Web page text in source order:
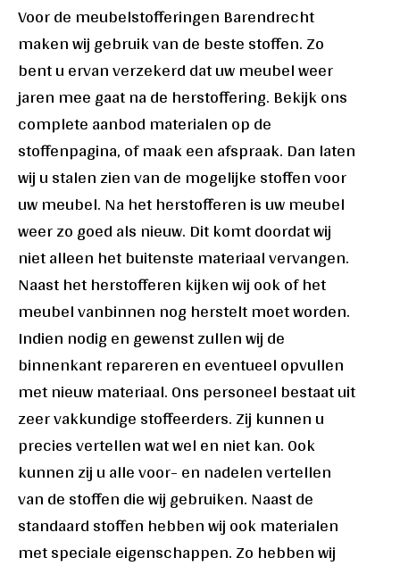
Voor de meubelstofferingen Barendrecht
maken wij gebruik van de beste stoffen. Zo
bent u ervan verzekerd dat uw meubel weer
jaren mee gaat na de herstoffering. Bekijk ons
complete aanbod materialen op de
stoffenpagina, of maak een afspraak. Dan laten
wij u stalen zien van de mogelijke stoffen voor
uw meubel. Na het herstofferen is uw meubel
weer zo goed als nieuw. Dit komt doordat wij
niet alleen het buitenste materiaal vervangen.
Naast het herstofferen kijken wij ook of het
meubel vanbinnen nog herstelt moet worden.
Indien nodig en gewenst zullen wij de
binnenkant repareren en eventueel opvullen
met nieuw materiaal. Ons personeel bestaat uit
zeer vakkundige stoffeerders. Zij kunnen u
precies vertellen wat wel en niet kan. Ook
kunnen zij u alle voor- en nadelen vertellen
van de stoffen die wij gebruiken. Naast de
standaard stoffen hebben wij ook materialen
met speciale eigenschappen. Zo hebben wij